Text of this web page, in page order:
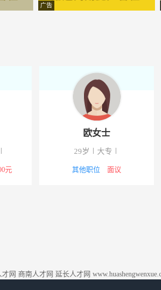
广告
元
欧女士
29岁 大专
其他职位 面议
网 商南人才网 延长人才网